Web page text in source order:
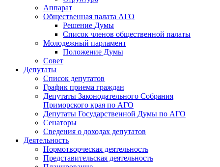
Аппарат
Общественная палата АГО
Решение Думы
Список членов общественной палаты
Молодежный парламент
Положение Думы
Совет
Депутаты
Список депутатов
График приема граждан
Депутаты Законодательного Собрания
Приморского края по АГО
Депутаты Государственной Думы по АГО
Сенаторы
Сведения о доходах депутатов
Деятельность
Нормотворческая деятельность
Представительская деятельность